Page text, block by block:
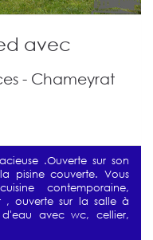
avec
- Chameyrat
.Ouverte sur son
pisine couverte. Vous
contemporaine,
ouverte sur la salle à
d'eau avec wc, cellier,